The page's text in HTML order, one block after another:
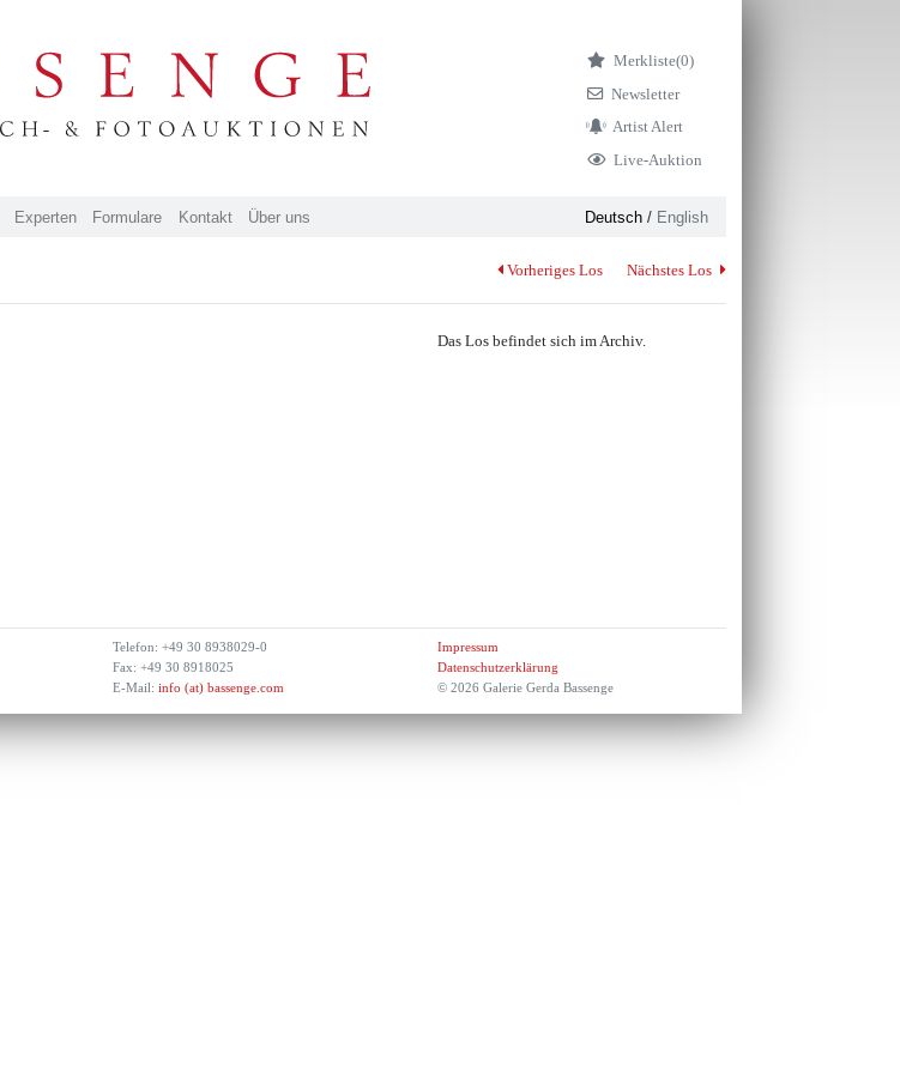
Merkliste(0)
Newsletter
Artist Alert
Live-Auktion
Experten Formulare Kontakt Über uns Deutsch/ English
Vorheriges Los Nächstes Los
Das Los befindet sich im Archiv.
Telefon: +49 30 8938029-0
Fax: +49 30 8918025
E-Mail: info (at) bassenge.com
Impressum
Datenschutzerklärung
© 2026 Galerie Gerda Bassenge